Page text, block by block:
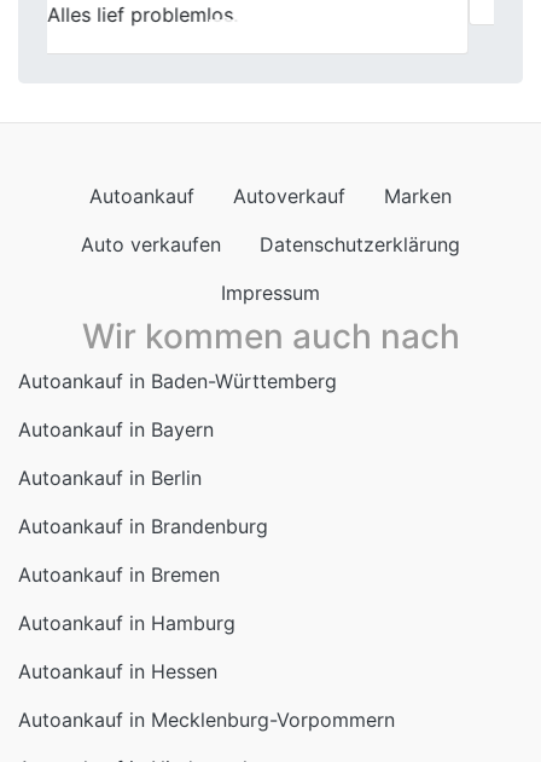
Wir kommen auch nach
Autoankauf in Baden-Württemberg
Autoankauf in Berlin
Autoankauf in Niedersachsen